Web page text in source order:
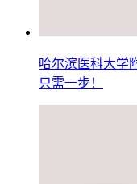
哈尔滨医科大学
只需一步！